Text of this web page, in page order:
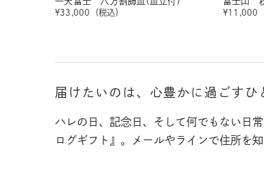
¥33,000 （税込） ¥11,000
届けたいのは、心豊かに過ごすひ
ハレの日、記念日、そして何でもない日
ログギフト』。メールやラインで住所を